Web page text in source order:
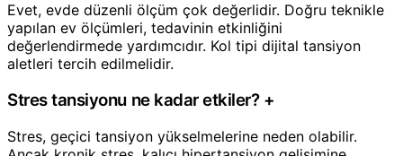
Evet, evde düzenli ölçüm çok değerlidir. Doğru teknikle
yapılan ev ölçümleri, tedavinin etkinliğini
değerlendirmede yardımcıdır. Kol tipi dijital tansiyon
aletleri tercih edilmelidir.
Stres tansiyonu ne kadar etkiler? +
Stres, geçici tansiyon yükselmelerine neden olabilir.